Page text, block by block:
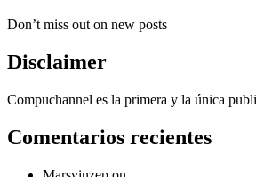
Don’t miss out on new posts
Disclaimer
Compuchannel es la primera y la única
Comentarios recientes